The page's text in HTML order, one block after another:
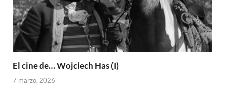
El cine de… Wojciech Has (I)
7 marzo, 2026